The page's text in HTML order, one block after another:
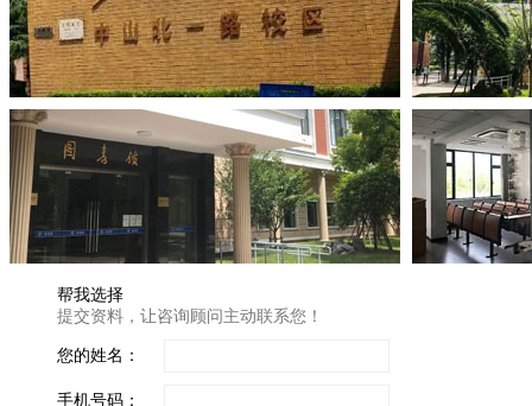
帮我选择
提交资料，让咨询顾问主动联系您！
您的姓名：
手机号码：